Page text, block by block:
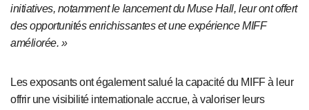
initiatives, notamment le lancement du Muse Hall, leur ont offert
des opportunités enrichissantes et une expérience MIFF
améliorée. »
Les exposants ont également salué la capacité du MIFF à leur
offrir une visibilité internationale accrue, à valoriser leurs